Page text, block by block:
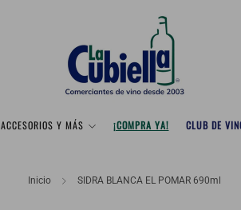
ACCESORIOS Y MÁS ¡COMPRA YA! CLUB DE
Inicio SIDRA BLANCA EL POMAR 690ml